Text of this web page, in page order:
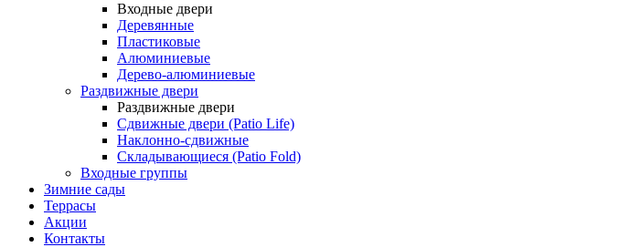
Входные двери
Деревянные
Пластиковые
Алюминиевые
Дерево-алюминиевые
Раздвижные двери
Раздвижные двери
Сдвижные двери (Patio Life)
Наклонно-сдвижные
Складывающиеся (Patio Fold)
Входные группы
Зимние сады
Террасы
Акции
Контакты